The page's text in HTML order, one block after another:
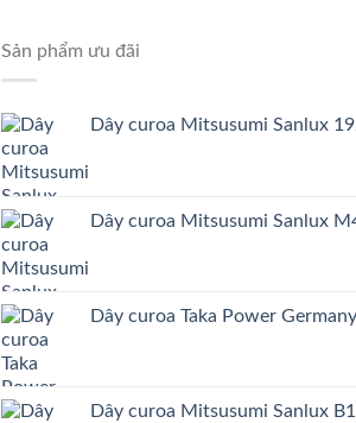
Sản phẩm ưu đãi
Dây curoa Mitsusumi Sanlux
Dây curoa Mitsusumi Sanlux
Dây curoa Taka Power
Dây curoa Mitsusumi Sanlux